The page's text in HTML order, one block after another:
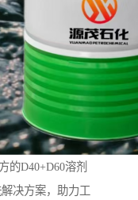
的D40+D60溶剂
决方案，助力工